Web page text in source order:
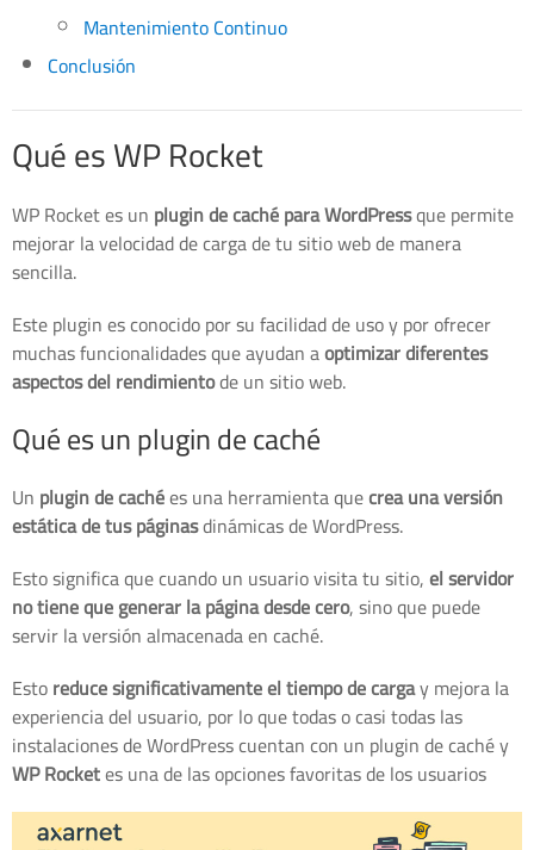
Mantenimiento Continuo
Conclusión
Qué es WP Rocket
WP Rocket es un plugin de caché para WordPressque permite
mejorar la velocidad de carga de tu sitio web de manera
sencilla.
Este plugin es conocido por su facilidad de uso y por ofrecer
muchas funcionalidades que ayudan aoptimizar diferentes
aspectos del rendimientode un sitio web.
Qué es un plugin de caché
Un plugin de cachées una herramienta quecrea una versión
estática de tus páginasdinámicas de WordPress.
Esto significa que cuando un usuario visita tu sitio,el servidor
no tiene que generar la página desde cero, sino que puede
servir la versión almacenada en caché.
Estoreduce significativamente el tiempo de cargay mejora la
experiencia del usuario, por lo que todas o casi todas las
instalaciones de WordPress cuentan con un plugin de caché y
WP Rocketes una de las opciones favoritas de los usuarios